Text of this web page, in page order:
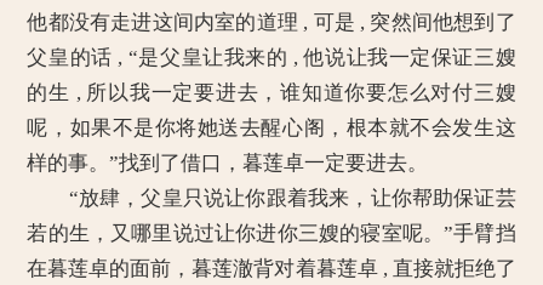
他都没有走进这间内室的道理 , 可是 , 突然间他想到了
父皇的话 , “是父皇让我来的 , 他说让我一定保证三嫂
的生 , 所以我一定要进去，谁知道你要怎么对付三嫂
呢，如果不是你将她送去醒心阁，根本就不会发生这
样的事。”找到了借口，暮莲卓一定要进去。
“放肆，父皇只说让你跟着我来，让你帮助保证芸
若的生，又哪里说过让你进你三嫂的寝室呢。”手臂挡
在暮莲卓的面前，暮莲澈背对着暮莲卓 , 直接就拒绝了